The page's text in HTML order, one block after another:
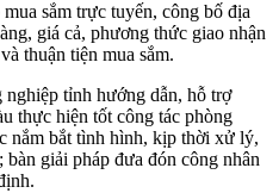
sắm trực tuyến, công bố địa
giá cả, phương thức giao nhận
thuận tiện mua sắm.
tỉnh hướng dẫn, hỗ trợ
thực hiện tốt công tác phòng
nắm bắt tình hình, kịp thời xử lý,
giải pháp đưa đón công nhân